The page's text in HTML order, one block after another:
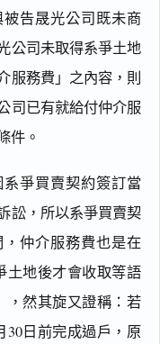
告晟光公司既未商
公司未取得系爭土地
服務費」之內容，則
司已有就給付仲介服
件。
爭買賣契約簽訂當
訟，所以系爭買賣契
仲介服務費也是在
土地後才會收取等語
，然其旋又證稱：若
30日前完成過戶，原
閱讀
搜尋本
主